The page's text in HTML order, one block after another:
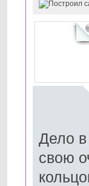
Дело в
свою